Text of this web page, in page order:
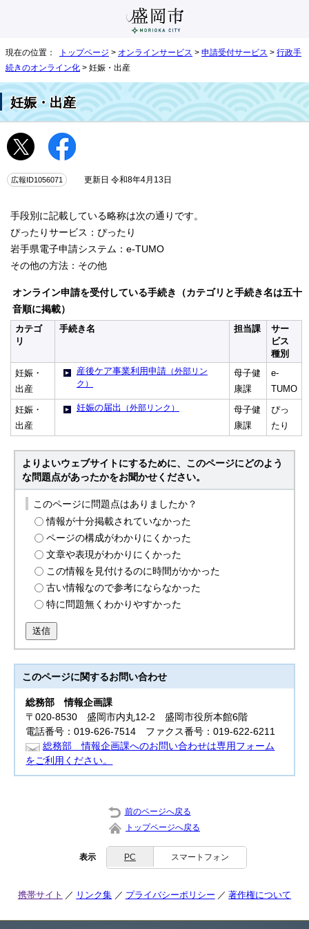
現在の位置： トップページ > オンラインサービス > 申請受付サービス > 行政手
続きのオンライン化 > 妊娠・出産
妊娠・出産
広報ID1056071 更新日 令和8年4月13日
手段別に記載している略称は次の通りです。
ぴったりサービス：ぴったり
岩手県電子申請システム：e-TUMO
その他の方法：その他
オンライン申請を受付している手続き（カテゴリと手続き名は五十
音順に掲載）
カテゴ
リ
手続き名 担当課
サー
ビス
種別
妊娠・
出産
産後ケア事業利用申請 （外部リン
ク）
母子健
康課
e-
TUMO
妊娠・
出産
妊娠の届出 （外部リンク）
母子健
康課
ぴっ
たり
よりよいウェブサイトにするために、このページにどのよう
な問題点があったかをお聞かせください。
このページに問題点はありましたか？
情報が十分掲載されていなかった
ページの構成がわかりにくかった
文章や表現がわかりにくかった
この情報を見付けるのに時間がかかった
古い情報なので参考にならなかった
特に問題無くわかりやすかった
送信
このページに関するお問い合わせ
総務部情報企画課
〒020-8530 盛岡市内丸12-2 盛岡市役所本館6階
電話番号：019-626-7514 ファクス番号：019-622-6211
総務部 情報企画課へのお問い合わせは専用フォーム
をご利用ください。
前のページへ戻る
トップページへ戻る
表示 PC スマートフォン
携帯サイト リンク集 プライバシーポリシー 著作権について